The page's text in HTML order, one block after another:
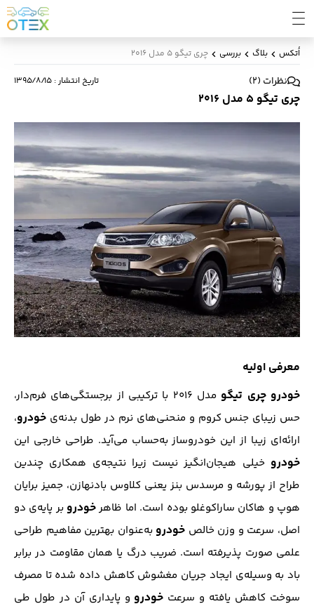
اُتکس بلاگ بررسی چری تیگو ۵ مدل ۲۰۱۶
نظرات (
2
) تاریخ انتشار: ۱۳۹۵/۸/۱۵
چری تیگو ۵ مدل ۲۰۱۶
معرفی اولیه
خودرو چری تیگو
مدل ۲۰۱۶ با ترکیبی از برجستگی‌های فرم‌دار،
حس زیبای جنس کروم و منحنی‌های نرم در طول بدنه‌ی خودرو،
ارائه‌ای زیبا از این خودروساز به‌حساب می‌آید. طراحی خارجی این
خودرو خیلی هیجان‌انگیز نیست زیرا نتیجه‌ی همکاری چندین
طراح از پورشه و مرسدس بنز یعنی کلاوس بادنهازن، جمیز برایان
هوپ و هاکان ساراکوغلو بوده است. اما ظاهرخودرو بر پایه‌ی دو
اصل، سرعت و وزن خالص خودرو به‌عنوان بهترین مفاهیم طراحی
علمی صورت پذیرفته است. ضریب درگ یا همان مقاومت در برابر
باد به وسیله‌ی ایجاد جریان مغشوش کاهش داده شده تا مصرف
سوخت کاهش یافته و سرعت خودرو و پایداری آن در طول طی